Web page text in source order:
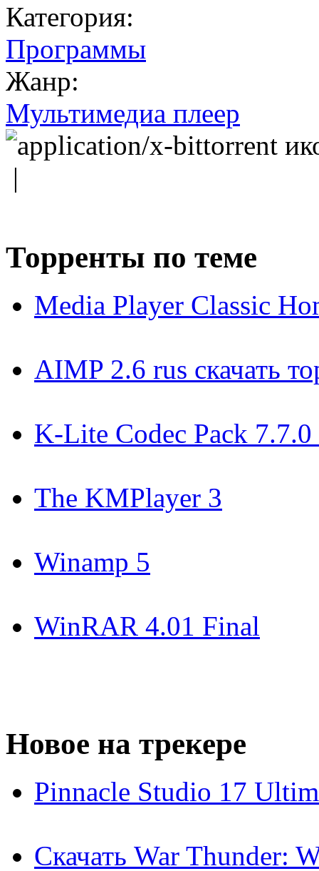
Категория:
Программы
Жанр:
Мультимедиа плеер
|
Торренты по теме
Media Player Classic
AIMP 2.6 rus скачать
K-Lite Codec Pack 7.7.0
The KMPlayer 3
Winamp 5
WinRAR 4.01 Final
Новое на трекере
Pinnacle Studio 17
Скачать War Thunder: